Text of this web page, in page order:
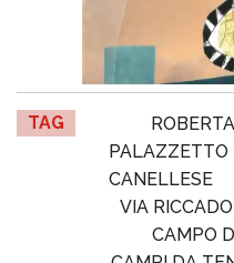
TAG
PALAZZETTO
CANELLESE
VIA
CAMPO